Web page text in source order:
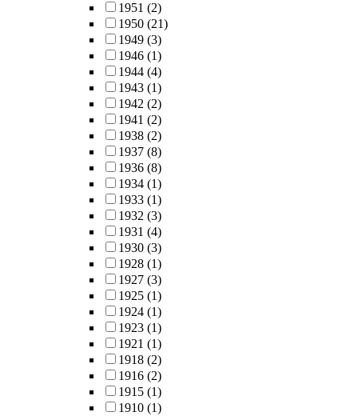
1951 (2)
1950 (21)
1949 (3)
1946 (1)
1944 (4)
1943 (1)
1942 (2)
1941 (2)
1938 (2)
1937 (8)
1936 (8)
1934 (1)
1933 (1)
1932 (3)
1931 (4)
1930 (3)
1928 (1)
1927 (3)
1925 (1)
1924 (1)
1923 (1)
1921 (1)
1918 (2)
1916 (2)
1915 (1)
1910 (1)